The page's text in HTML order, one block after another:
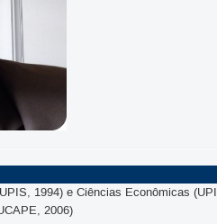
1994) e Ciências Econômicas
2006)